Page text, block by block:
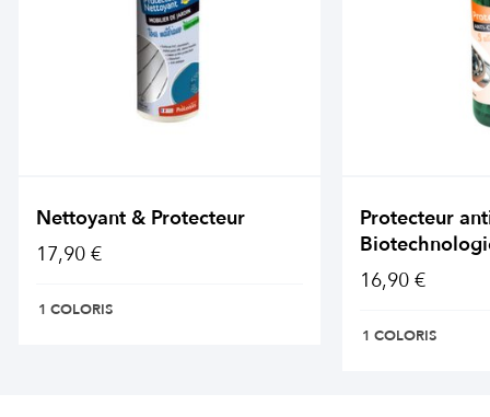
Nettoyant & Protecteur
17,90 €
1 COLORIS
Protecteur
16,90 €
1 COLORIS